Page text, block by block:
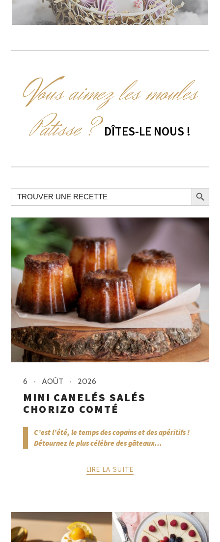
V
ous aimez les moules
Patisse ?DÎTES-LE NOUS !
Search
for:
Search Button
6 AOÛT 2026
MINI CANELÉS SALÉS
CHORIZO COMTÉ
C’est l’été, le temps des copains et des apéritifs !
Détournez le plus célèbre des gâteaux...
LIRE LA SUITE